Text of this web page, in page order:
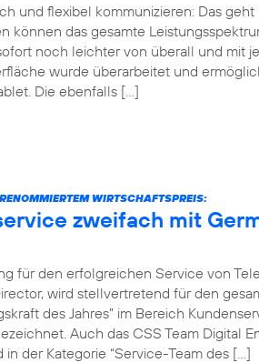
und flexibel kommunizieren: Das
können das gesamte
noch leichter von überall und mit
wurde überarbeitet und
Die ebenfalls […]
WIRTSCHAFTSPREIS:
zweifach mit
für den erfolgreichen Service von
wird stellvertretend für den
des Jahres” im Bereich
Auch das CSS Team Digital
der Kategorie “Service-Team des […]